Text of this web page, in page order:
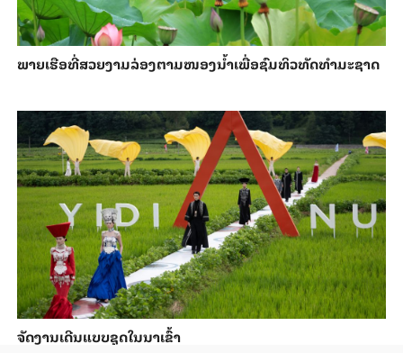
ພາຍ​ເຮືອທີ່​ສວຍ​ງາມ​ລ່ອງ​ຕາມ​​ໜອງນ້ຳ​​ເພື່ອ​ຊົມ​ທິວ​ທັດ​ທຳ​ມະ​ຊາດ
ຈັດງານເດີນແບບຊຸດໃນນາເຂົ້າ